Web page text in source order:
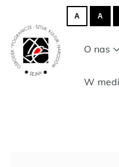
A A
O nas
W